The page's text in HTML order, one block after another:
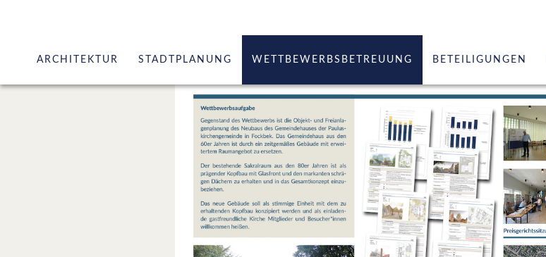
ARCHITEKTUR
Kirchen / Historische Bauten
STADTPLANUNG
Stadtentwicklung / Stadterneuerung
Flächennutzungspläne
Bebauungspläne / sonstige Satzungen
Erneuerbare Energien
Wettbewerbe
WETTBEWERBSBETREUUNG BETEILIGUNGEN